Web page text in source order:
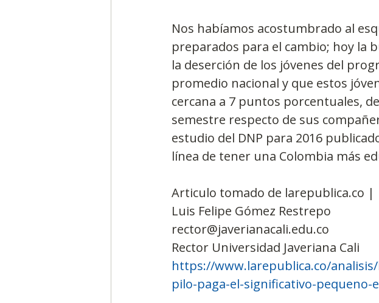
Nos habíamos acostumbrado al
preparados para el cambio; hoy la
la deserción de los jóvenes del
promedio nacional y que estos
cercana a 7 puntos porcentuales,
semestre respecto de sus
estudio del DNP para 2016
línea de tener una Colombia más
Articulo tomado de larepublica.co |
Luis Felipe Gómez Restrepo
rector@javerianacali.edu.co
Rector Universidad Javeriana Cali
https://www.larepublica.co/
pilo-paga-el-significativo-pequeno-